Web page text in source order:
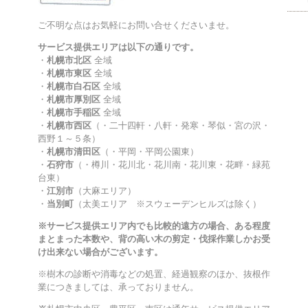
ご不明な点はお気軽にお問い合せくださいませ。
サービス提供エリアは以下の通りです。
・ 札幌市北区 全域
・ 札幌市東区 全域
・ 札幌市白石区 全域
・ 札幌市厚別区 全域
・ 札幌市手稲区 全域
・ 札幌市西区（・二十四軒・八軒・発寒・琴似・宮の沢・
西野１～５条）
・ 札幌市清田区（・平岡・平岡公園東）
・ 石狩市（・樽川・花川北・花川南・花川東・花畔・緑苑
台東）
・ 江別市（大麻エリア）
・ 当別町（太美エリア ※スウェーデンヒルズは除く）
※サービス提供エリア内でも比較的遠方の場合、ある程度
まとまった本数や、背の高い木の剪定・伐採作業しかお受
け出来ない場合がございます。
※樹木の診断や消毒などの処置、経過観察のほか、抜根作
業につきましては、承っておりません。